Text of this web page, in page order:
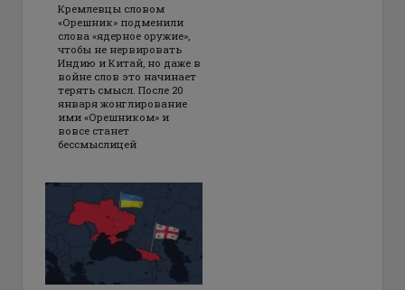
Кремлевцы словом
«Орешник» подменили
слова «ядерное оружие»,
чтобы не нервировать
Индию и Китай, но даже в
войне слов это начинает
терять смысл. После 20
января жонглирование
ими «Орешником» и
вовсе станет
бессмыслицей